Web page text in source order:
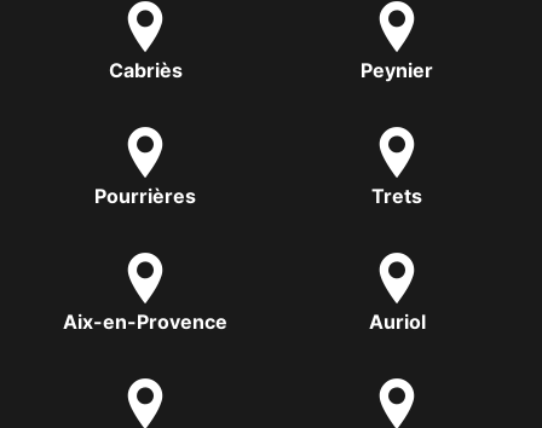
Cabriès Peynier
Pourrières Trets
Aix-en-Provence Auriol